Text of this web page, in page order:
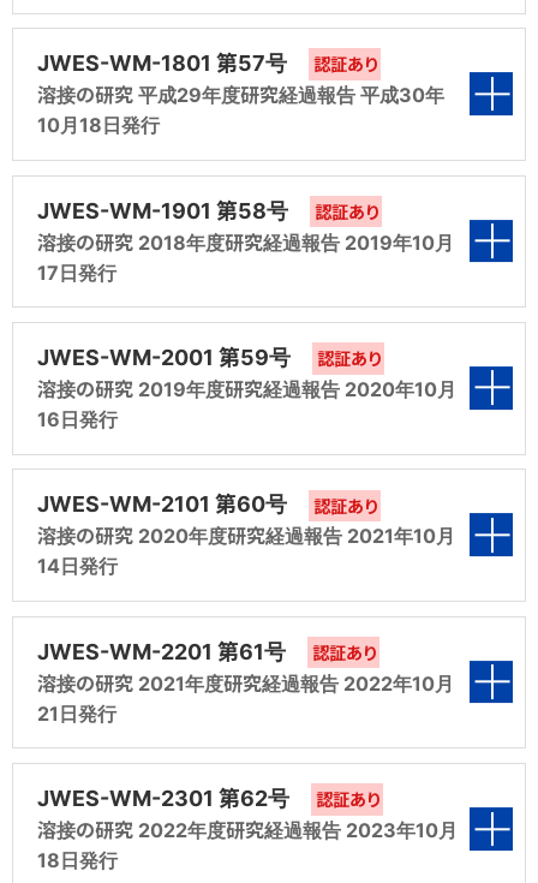
第7編 エレクトロスラグ溶接金属に関する保有
性能WG（平成22年度 ESW-WG 報告）
添」改正への対応（平成23年度 共研第7分科
会 報告）
第6編 溶接材料のISO、JIS 及びWES への対応
第7編 エレクトロスラグ溶接金属に関する保有
性能WG（平成23年度 ESW-WG 報告）
第4編 ISO B サイドのアジア展開に関する検討
（平成24年度 調査第6分科会 報告）
第5編 「ガス工作物技術基準の省令-解釈例別
添」改正への対応（平成24年度 共研第7分科
会 報告）
第6編 溶接材料のISO規格、JIS 及びWES へ
第7編 エレクトロスラグ溶接金属に関する保有
性能WG（平成24年度 ESW-WG 報告）
共研第4分科会 報告）
第3編 y 型溶接割れ試験法案（JIS Z 3158：
1993）に関する研究（平成25年度 共研第5分
第4編 アジアにおける溶接材料共通規格の検討
（平成25年度 調査第6分科会 報告）
第5編 「ガス工作物技術基準の省令-解釈例別
添」改正への対応（平成25年度 共研第7分科
会 報告）
の対応（平成25年度 規格化第9分科会 報告）
第7編 エレクトロスラグ溶接金属に関する保有
性能WG（平成25年度 ESW-WG 報告）
第1編 溶接材料の国際規格適正化調査研究
（平成26年度 調査第1分科会 報告）
第2編 業種別に見た接合技術の現状と将来に関
する調査（平成26年度 調査第2分科会 報告）
第3編 拡散性水素量の高温抽出測定法に関する
研究（平成26年度 共研第3分科会 報告）
第4編 型溶接割れ試験方法（JIS Z 3158：
1993）に関する研究（平成26年度 共研第5分
科会 報告）
第5編 アジアにおける溶接材料共通規格の検討
（平成26年度 共研第6分科会 報告）
第6編 JIS Z 3352 の ISO 14174 への整合化検
第7編 溶接材料の ISO、JIS 及び WES への対
応（平成26年度 規格化第9分科会 報告）
第1編 溶接材料の国際規格適正化調査研究
（平成27年度 調査第1分科会 報告）
第2編 業種別に見た接合技術の現状と将来に関
する調査（平成27年度 調査第2分科会 報告）
第3編 拡散性水素量の高温抽出測定法に関する
研究（平成27年度 共研第3分科会 報告）
第4編 アジアにおける溶接材料共通規格の検討
（平成27年度 調査第6分科会 報告）
第5編 JIS Z 3352 の ISO 14174 への整合化検
討（平成27年度 共研第8分科会 報告）
第6編 溶接材料の ISO、JIS 及び WES への対
応（平成27年度 規格化第9分科会 報告）
第1編 溶接材料の国際規格適正化調査研究
（平成28年度 調査第1分科会 報告）
第2編 拡散性水素量の高温抽出測定法に関する
研究（平成28年度 共研第3分科会 報告）
第3編 溶接関連割れ試験方法の規格化検討
（平成28年度 調査第4分科会 報告）
第4編 アジアにおける溶接材料共通規格の検討
（平成28年度 調査第6分科会 報告）
第5編 溶接材料部会技術委員会史の編集（平
成28年度 調査第7分科会 報告）
第6編 JIS Z 3352のISO 14174への整合化検
討（平成28年度 共研第8分科会 報告）
JWES-WM-1801 第57号 認証あり
溶接の研究 平成29年度研究経過報告 平成30年
10月18日発行
第1編 溶接材料の国際規格適正化調査研究
（平成29年度 調査第1分科会 報告）
第2編 拡散性水素量の高温抽出測定法に関する
研究（平成29年度 共研第3分科会 報告）
第3編 溶接関連割れ試験方法の規格化検討
（平成29年度 調査第4分科会 報告）
第4編 アジアにおける溶接材料共通規格の検討
（平成29年度 調査第6分科会 報告）
第5編 溶接材料のISO、JIS及びWESへの対応
JWES-WM-1901 第58号 認証あり
溶接の研究 2018年度研究経過報告 2019年10月
17日発行
（2018年度 調査第1分科会 報告）
第2編 拡散性水素量の高温抽出測定法に関する
研究（2018年度 共研第3分科会 報告）
第3編 溶接関連割れ試験方法の規格化検討
（2018年度 調査第4分科会 報告）
JWES-WM-2001 第59号 認証あり
溶接の研究 2019年度研究経過報告 2020年10月
16日発行
（2019年度 調査第1分科会 報告）
第2編 拡散性水素量の高温抽出測定法に関する
研究（2019年度 共研第3分科会 報告）
JWES-WM-2101 第60号 認証あり
溶接の研究 2020年度研究経過報告 2021年10月
14日発行
JWES-WM-2201 第61号 認証あり
溶接の研究 2021年度研究経過報告 2022年10月
21日発行
JWES-WM-2301 第62号 認証あり
溶接の研究 2022年度研究経過報告 2023年10月
18日発行